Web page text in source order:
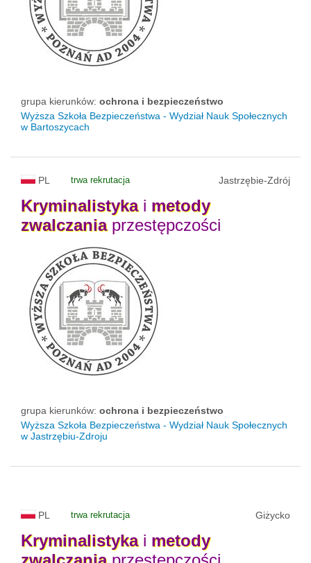
grupa kierunków: ochrona i bezpieczeństwo
Wyższa Szkoła Bezpieczeństwa - Wydział Nauk Społecznych
w Bartoszycach
PL trwa rekrutacja Jastrzębie-Zdrój
Kryminalistykai metody
zwalczaniaprzestępczości
grupa kierunków: ochrona i bezpieczeństwo
Wyższa Szkoła Bezpieczeństwa - Wydział Nauk Społecznych
w Jastrzębiu-Zdroju
PL trwa rekrutacja Giżycko
Kryminalistykai metody